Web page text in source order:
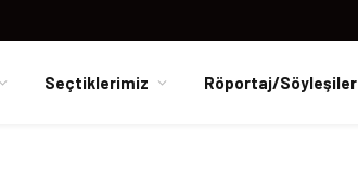
Seçtiklerimiz Röportaj/Söyleşiler